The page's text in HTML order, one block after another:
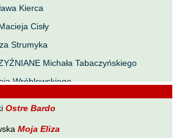
Kierca
Cisły
Strumyka
Michała Tabaczyńskiego
Wróblewskiego
ZRYWY Zbigniewa Wojciechowicza
Ostre Bardo
Moja Eliza